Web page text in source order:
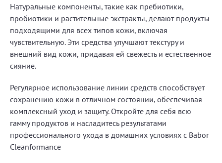
Натуральные компоненты, такие как пребиотики,
пробиотики и растительные экстракты, делают продукты
подходящими для всех типов кожи, включая
чувствительную. Эти средства улучшают текстуру и
внешний вид кожи, придавая ей свежесть и естественное
сияние.
Регулярное использование линии средств способствует
сохранению кожи в отличном состоянии, обеспечивая
комплексный уход и защиту. Откройте для себя всю
гамму продуктов и насладитесь результатами
профессионального ухода в домашних условиях с Babor
Cleanformance